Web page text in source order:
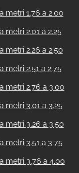
metri 1.76 a 2.00
2.01 a 2.25
metri 2.26 a 2.50
2.51 a 2.75
metri 2.76 a 3.00
metri 3.01 a 3.25
metri 3.26 a 3.50
metri 3.51 a 3.75
metri 3.76 a 4.00